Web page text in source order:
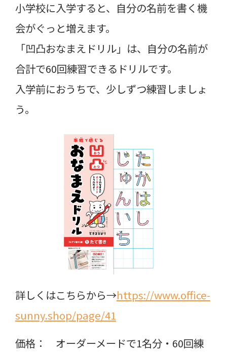
小学校に入学すると、自分の名前を書く機
会がぐっと増えます。
「凹凸おなまえドリル」は、自分の名前が
合計で60回練習できるドリルです。
入学前におうちで、少しずつ練習しましょ
う。
詳しくはこちらから→https://www.office-
sunny.shop/page/41
価格： オーダーメードで1名分・60回練